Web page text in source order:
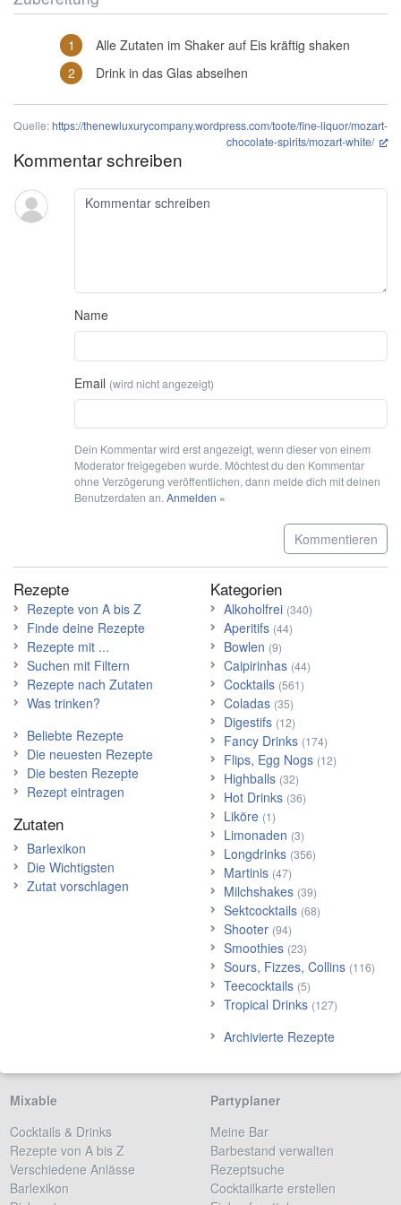
Alle Zutaten im Shaker auf Eis kräftig shaken
Drink in das Glas abseihen
Quelle:https://thenewluxurycompany.wordpress.com/toote/fine-liquor/mozart-
chocolate-spirits/mozart-white/
Kommentar schreiben
Name
Email (wird nicht angezeigt)
Dein Kommentar wird erst angezeigt, wenn dieser von einem
Moderator freigegeben wurde. Möchtest du den Kommentar
ohne Verzögerung veröffentlichen, dann melde dich mit deinen
Benutzerdaten an. Anmelden »
Kommentieren
Rezepte
Rezepte von A bis Z
Finde deine Rezepte
Rezepte mit ...
Suchen mit Filtern
Rezepte nach Zutaten
Was trinken?
Beliebte Rezepte
Die neuesten Rezepte
Die besten Rezepte
Rezept eintragen
Zutaten
Barlexikon
Die Wichtigsten
Zutat vorschlagen
Kategorien
Alkoholfrei (340)
Aperitifs (44)
Bowlen (9)
Caipirinhas (44)
Cocktails (561)
Coladas (35)
Digestifs (12)
Fancy Drinks (174)
Flips, Egg Nogs (12)
Highballs (32)
Hot Drinks (36)
Liköre (1)
Limonaden (3)
Longdrinks (356)
Martinis (47)
Milchshakes (39)
Sektcocktails (68)
Shooter (94)
Smoothies (23)
Sours, Fizzes, Collins (116)
Teecocktails (5)
Tropical Drinks (127)
Archivierte Rezepte
Mixable
Cocktails & Drinks
Rezepte von A bis Z
Verschiedene Anlässe
Barlexikon
Partyplaner
Meine Bar
Barbestand verwalten
Rezeptsuche
Cocktailkarte erstellen